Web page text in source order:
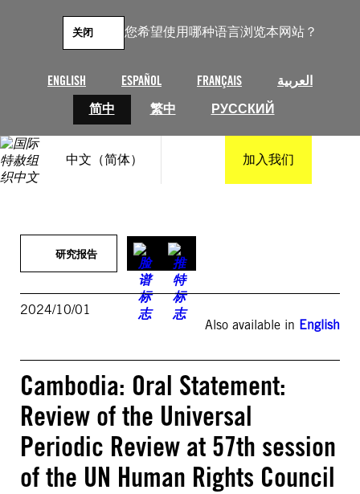
您希望使用哪种语言浏览本网站？
ENGLISH ESPAÑOL FRANÇAIS
العربية
简中
繁中 РУССКИЙ
关闭
中文（简体） 加入我们
研究报告
2024/10/01
Also available in English
Cambodia: Oral Statement:
Review of the Universal
Periodic Review at 57th session
of the UN Human Rights Council